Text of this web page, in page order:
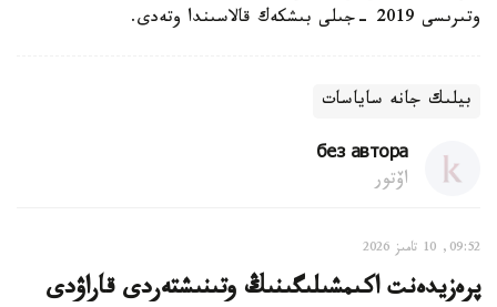
وتىرىسى 2019 -جىلى بىشكەك قالاسىندا وتەدى.
بيلىك جانە ساياسات
без автора
اۆتور
09:52, 10 تامىز 2026
پرەزيدەنت اكىمشىلىگىنىڭ وتىنىشتەردى قاراۋدى